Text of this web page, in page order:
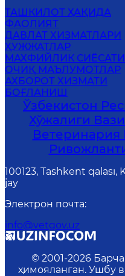
ТАШКИЛОТ ҲАҚИДА
ФАОЛИЯТ
ДАВЛАТ ХИЗМАТЛАРИ
ҲУЖЖАТЛАР
МАХФИЙЛИК СИЁСАТИ
ОЧИҚ МАЪЛУМОТЛАР
АХБОРОТ ХИЗМАТИ
БОҒЛАНИШ
Ўзбекистон
Хўжалиги
Ветеринария
100123, Tashkent qalası,
jay
Электрон почта:
info@vetgov.uz
© 2001-2026
ҳимояланган. Ушбу